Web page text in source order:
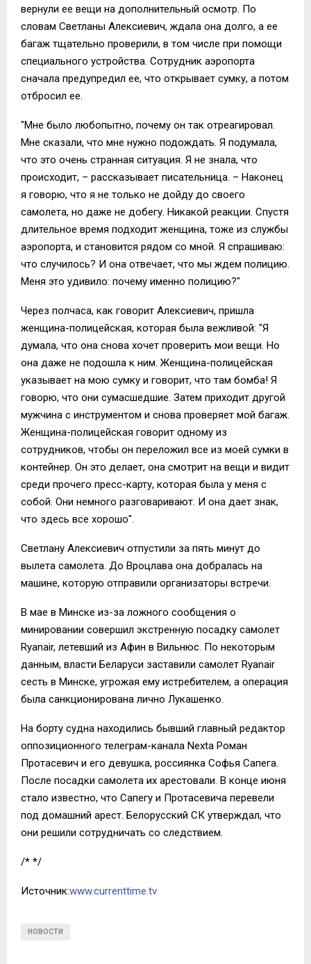
вернули ее вещи на дополнительный осмотр. По
словам Светланы Алексиевич, ждала она долго, а ее
багаж тщательно проверили, в том числе при помощи
специального устройства. Сотрудник аэропорта
сначала предупредил ее, что открывает сумку, а потом
отбросил ее.
"Мне было любопытно, почему он так отреагировал.
Мне сказали, что мне нужно подождать. Я подумала,
что это очень странная ситуация. Я не знала, что
происходит, – рассказывает писательница. – Наконец
я говорю, что я не только не дойду до своего
самолета, но даже не добегу. Никакой реакции. Спустя
длительное время подходит женщина, тоже из службы
аэропорта, и становится рядом со мной. Я спрашиваю:
что случилось? И она отвечает, что мы ждем полицию.
Меня это удивило: почему именно полицию?"
Через полчаса, как говорит Алексиевич, пришла
женщина-полицейская, которая была вежливой: "Я
думала, что она снова хочет проверить мои вещи. Но
она даже не подошла к ним. Женщина-полицейская
указывает на мою сумку и говорит, что там бомба! Я
говорю, что они сумасшедшие. Затем приходит другой
мужчина с инструментом и снова проверяет мой багаж.
Женщина-полицейская говорит одному из
сотрудников, чтобы он переложил все из моей сумки в
контейнер. Он это делает, она смотрит на вещи и видит
среди прочего пресс-карту, которая была у меня с
собой. Они немного разговаривают. И она дает знак,
что здесь все хорошо".
Светлану Алексиевич отпустили за пять минут до
вылета самолета. До Вроцлава она добралась на
машине, которую отправили организаторы встречи.
В мае в Минске из-за ложного сообщения о
минировании совершил экстренную посадку самолет
Ryanair, летевший из Афин в Вильнюс. По некоторым
данным, власти Беларуси заставили самолет Ryanair
сесть в Минске, угрожая ему истребителем, а операция
была санкционирована лично Лукашенко.
На борту судна находились бывший главный редактор
оппозиционного телеграм-канала Nexta Роман
Протасевич и его девушка, россиянка Софья Сапега.
После посадки самолета их арестовали. В конце июня
стало известно, что Сапегу и Протасевича перевели
под домашний арест. Белорусский СК утверждал, что
они решили сотрудничать со следствием.
/* */
Источник:www.currenttime.tv
НОВОСТИ